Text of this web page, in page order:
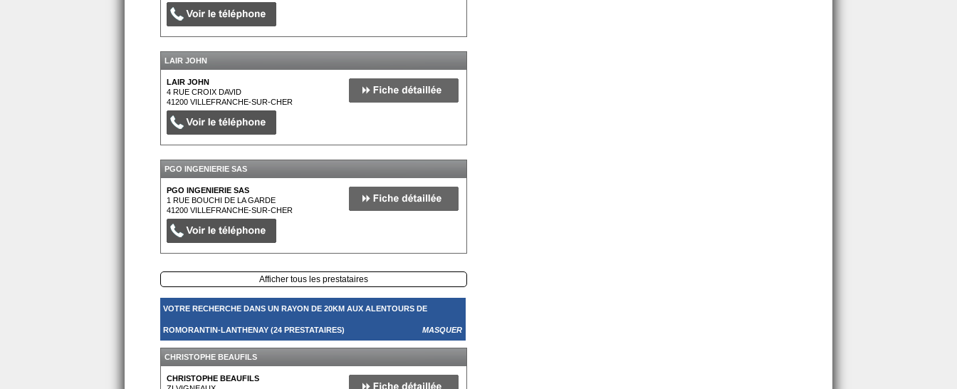
LAIR JOHN
LAIR JOHN
4 RUE CROIX DAVID
41200VILLEFRANCHE-SUR-CHER
PGO INGENIERIE SAS
PGO INGENIERIE SAS
1 RUE BOUCHI DE LA GARDE
41200VILLEFRANCHE-SUR-CHER
Afficher tous les prestataires
VOTRE RECHERCHE DANS UN RAYON DE 20KM AUX ALENTOURS DE
ROMORANTIN-LANTHENAY (24 PRESTATAIRES) MASQUER
CHRISTOPHE BEAUFILS
CHRISTOPHE BEAUFILS